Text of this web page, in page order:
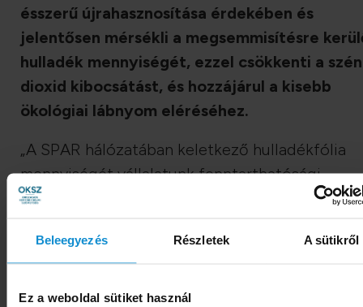
Beleegyezés Részletek A sütikről
Ez a weboldal sütiket használ
ésszerű újrahasznosítása érdekében és
jelentősen mérsékli a megsemmisítésre
hulladék mennyiségét, ezzel csökkenti a
dioxid kibocsátást, és hozzájárul a kisebb
ökológiai lábnyom eléréséhez.
„A SPAR hálózatában keletkező hulladékfólia
mennyiségét vállalatunk fenntarthatósági
kezdeményezései révén évről-évre igyekszik
lépést tettünk azzal kapcsolatban, hogy egy
épülő kezdeményezéssel a keletkező